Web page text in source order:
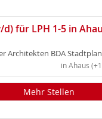
für LPH 1-5 in
Architekten BDA
in Ahaus
Mehr Stellen